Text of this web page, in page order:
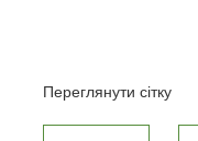
Переглянути сітку